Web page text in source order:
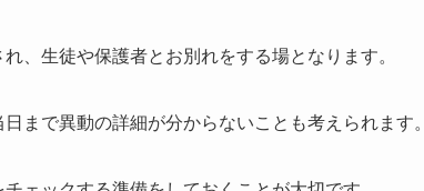
、生徒や保護者とお別れをする場となります。
まで異動の詳細が分からないことも考えられます。